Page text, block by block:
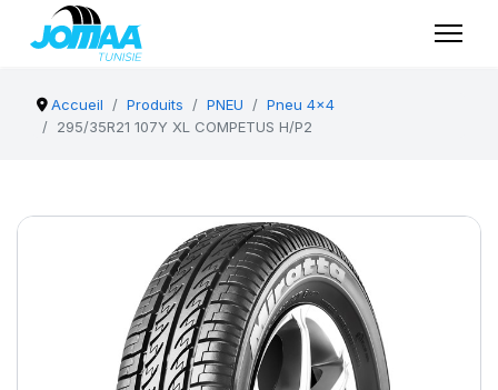
Accueil Produits PNEU
Pneu 4x4
295/35R21 107Y XL COMPETUS H/P2